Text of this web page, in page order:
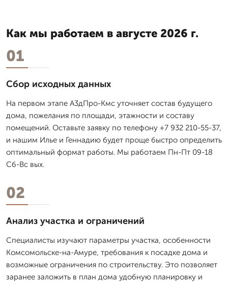
Как мы работаем в августе 2026 г.
01
Сбор исходных данных
На первом этапе А3дПро-Кмс уточняет состав будущего
дома, пожелания по площади, этажности и составу
помещений. Оставьте заявку по телефону +7 932 210-55-37,
и нашим Илье и Геннадию будет проще быстро определить
оптимальный формат работы. Мы работаем Пн-Пт 09-18
Сб-Вс вых.
02
Анализ участка и ограничений
Специалисты изучают параметры участка, особенности
Комсомольске-на-Амуре, требования к посадке дома и
возможные ограничения по строительству. Это позволяет
заранее заложить в план дома удобную планировку и